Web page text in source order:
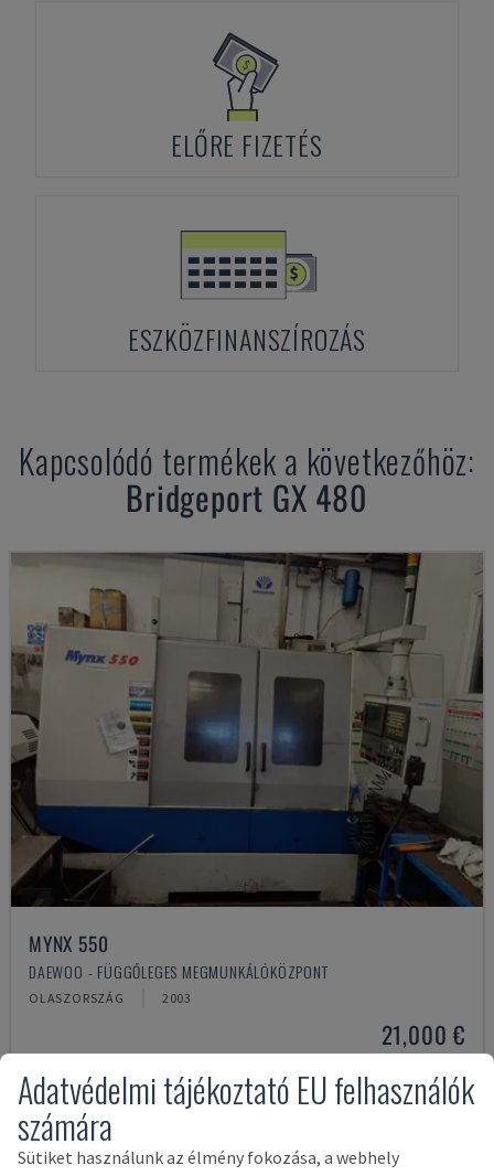
ELŐRE FIZETÉS
ESZKÖZFINANSZÍROZÁS
Kapcsolódó termékek a következőhöz:
Bridgeport GX 480
MYNX 550
DAEWOO - FÜGGŐLEGES MEGMUNKÁLÓKÖZPONT
OLASZORSZÁG 2003
21,000 €
Adatvédelmi tájékoztató EU felhasználók
számára
Sütiket használunk az élmény fokozása, a webhely